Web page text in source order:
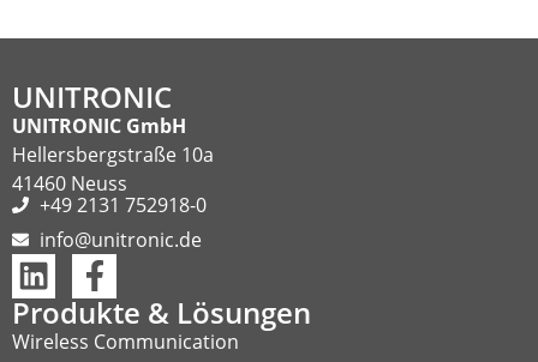
UNITRONIC
UNITRONIC GmbH
Hellersbergstraße 10a
41460 Neuss
+49 2131 752918-0
info@unitronic.de
Produkte & Lösungen
Wireless Communication